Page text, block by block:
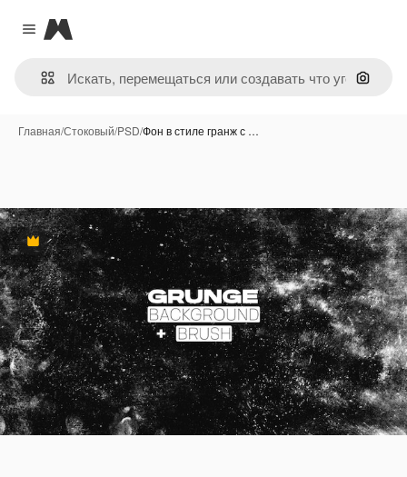
Close menu
Magnific
Поиск
Главная/Стоковый/PSD/Фон в стиле гранж с …
Премиум